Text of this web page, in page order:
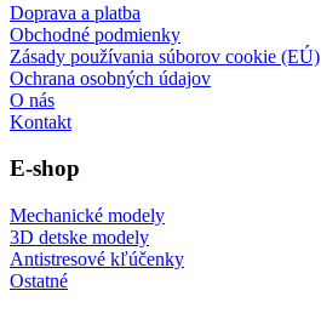
Doprava a platba
Obchodné podmienky
Zásady používania súborov cookie (EÚ)
Ochrana osobných údajov
O nás
Kontakt
E-shop
Mechanické modely
3D detske modely
Antistresové kľúčenky
Ostatné